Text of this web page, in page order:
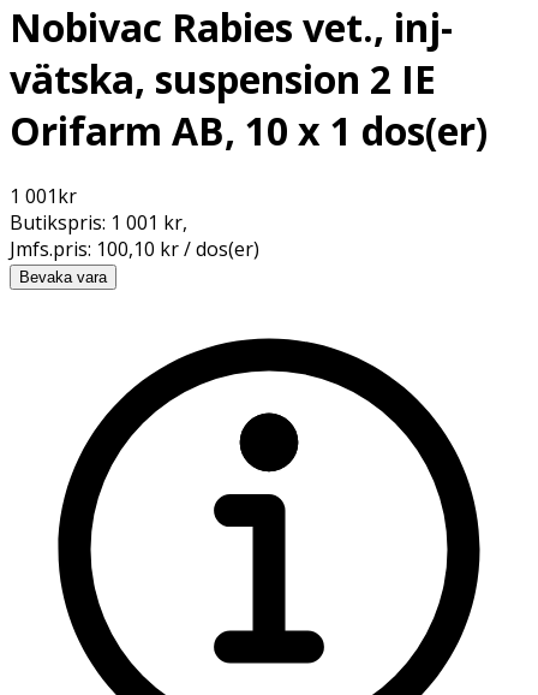
Nobivac Rabies vet., inj-
vätska, suspension 2 IE
Orifarm AB, 10 x 1 dos(er)
1 001kr
Butikspris: 1 001 kr,
Jmfs.pris: 100,10 kr / dos(er)
Bevaka vara